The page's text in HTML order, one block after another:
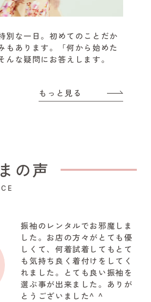
別な一日。初めてのことだか
もあります。
「何から始めた
んな疑問にお答えします。
もっと見る
の声
振袖のレンタルでお邪魔しま
した。お店の方々がとても優
しくて、何着試着してもとて
も気持ち良く着付けをしてく
れました。とても良い振袖を
選ぶ事が出来ました。ありが
とうございました^ ^